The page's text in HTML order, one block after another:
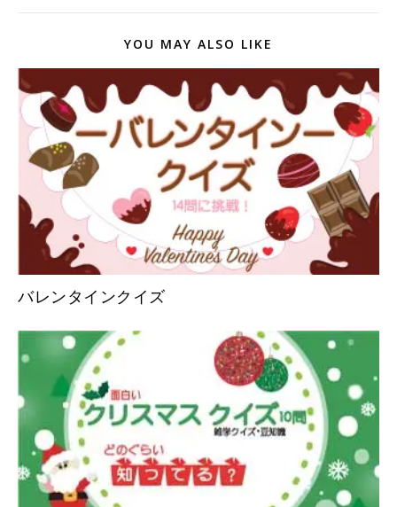
YOU MAY ALSO LIKE
バレンタインクイズ